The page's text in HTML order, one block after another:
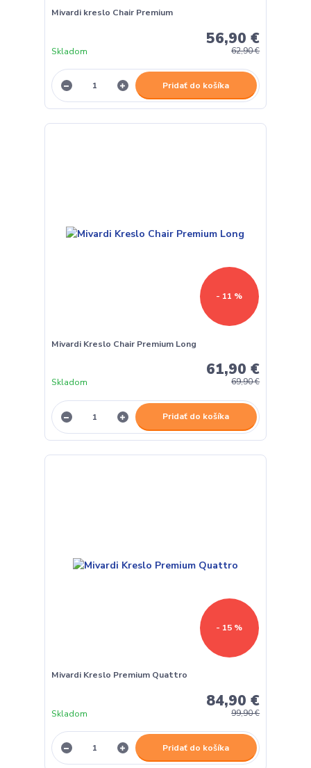
Mivardi kreslo Chair Premium
62,90 €
56,90 €
Skladom
Pridať do košíka
- 11 %
Mivardi Kreslo Chair Premium Long
69,90 €
61,90 €
Skladom
Pridať do košíka
- 15 %
Mivardi Kreslo Premium Quattro
99,90 €
84,90 €
Skladom
Pridať do košíka